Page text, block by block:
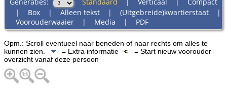
| Box| Alleen tekst| (Uitgebreide)kwartierstaat|
Voorouderwaaier| Media | PDF
Opm.: Scroll eventueel naar beneden of naar rechts om alles te
kunnen zien.
= Extra informatie
= Start nieuw voorouder-
overzicht vanaf deze persoon